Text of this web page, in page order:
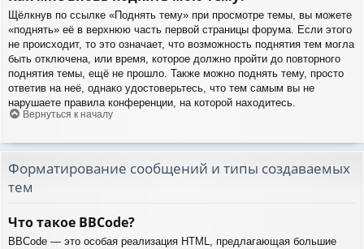
Щёлкнув по ссылке «Поднять тему» при просмотре темы, вы можете
«поднять» её в верхнюю часть первой страницы форума. Если этого
не происходит, то это означает, что возможность поднятия тем могла
быть отключена, или время, которое должно пройти до повторного
поднятия темы, ещё не прошло. Также можно поднять тему, просто
ответив на неё, однако удостоверьтесь, что тем самым вы не
нарушаете правила конференции, на которой находитесь.
Вернуться к началу
Форматирование сообщений и типы создаваемых
тем
Что такое BBCode?
BBCode — это особая реализация HTML, предлагающая большие